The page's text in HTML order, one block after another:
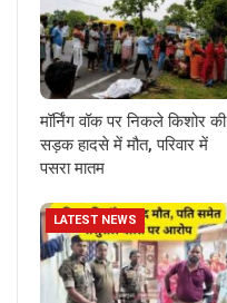
मॉर्निंग वॉक पर निकले किशोर की
सड़क हादसे में मौत, परिवार में
पसरा मातम
LATEST NEWS